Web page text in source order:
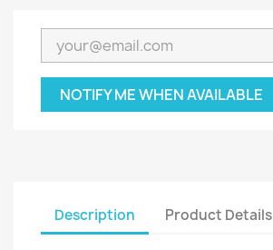
NOTIFY ME WHEN AVAILABLE
Description Product Details